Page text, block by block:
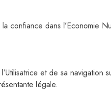
confiance dans l’Economie
et de sa navigation
légale.